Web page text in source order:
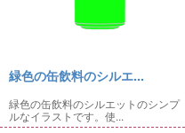
緑色の缶飲料のシルエ...
緑色の缶飲料のシルエットのシンプ
ルなイラストです。使...